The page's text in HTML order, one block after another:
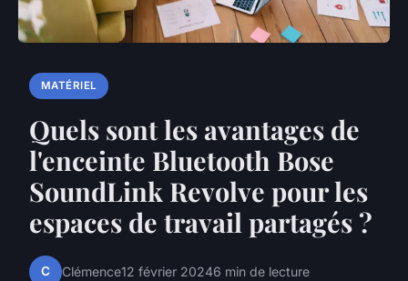
MATÉRIEL
Quels sont les avantages de
l'enceinte Bluetooth Bose
SoundLink Revolve pour les
espaces de travail partagés ?
C Clémence12 février 20246 min de lecture